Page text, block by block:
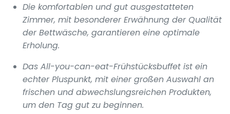
Die komfortablen und gut ausgestatteten
Zimmer, mit besonderer Erwähnung der Qualität
der Bettwäsche, garantieren eine optimale
Erholung.
Das All-you-can-eat-Frühstücksbuffet ist ein
echter Pluspunkt, mit einer großen Auswahl an
frischen und abwechslungsreichen Produkten,
um den Tag gut zu beginnen.